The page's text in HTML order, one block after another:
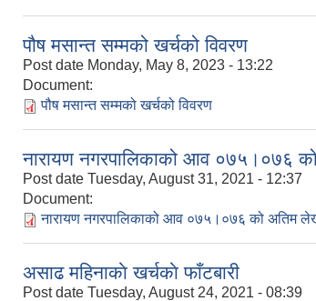
पौष मसान्त सम्मको खर्चको विवरण
Post date Monday, May 8, 2023 - 13:22
Document:
पौष मसान्त सम्मको खर्चको विवरण
नारायण नगरपालिकाको आ‍व‍ ०७५।०७६
Post date Tuesday, August 31, 2021 - 12:37
Document:
नारायण नगरपालिकाको आ‍व‍ ०७५।०७६ को अतिम
असाढ महिनाकाे खर्चकाे फाँटबारी
Post date Tuesday, August 24, 2021 - 08:39